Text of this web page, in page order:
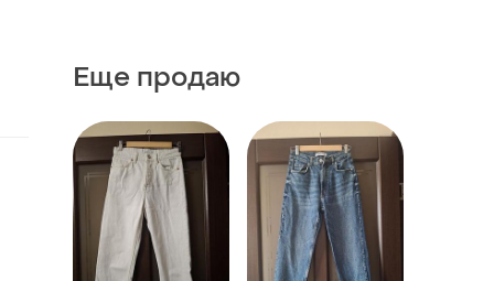
Еще продаю